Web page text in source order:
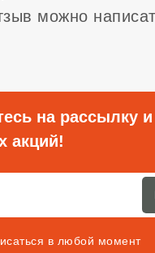
можно
на рассылку и
акций!
в любой момент